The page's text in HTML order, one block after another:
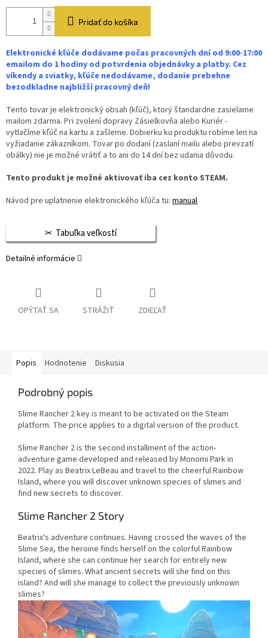
Pridať do košíka
Elektronické kľúče dodávame počas pracovných dní od 9:00-17:00
emailom do 1 hodiny od potvrdenia objednávky a platby. Cez
víkendy a sviatky, kľúče nedodávame, dodanie prebehne
bezodkladne najbližší pracovný deň!
Tento tovar je elektronický obsah (kľúč), ktorý štandardne zasielame
mailom zdarma. Pri zvolení dopravy Zásielkovňa alebo Kuriér -
vytlačíme kľúč na kartu a zašleme. Dobierku ku produktu robíme len na
vyžiadanie zákazníkom. Tovar po dodaní (zaslaní mailu alebo prevzatí
obálky) nie je možné vrátiť a to ani do 14 dní bez udania dôvodu.
Tento produkt je možné aktivovať iba cez konto STEAM.
Návod pre uplatnenie elektronického kľúča tu: manual
Tabuľka veľkostí
Detailné informácie
OPÝTAŤ SA STRÁŽIŤ ZDIEĽAŤ
Popis Hodnotenie Diskusia
Podrobný popis
Slime Rancher 2 key is meant to be activated on the Steam
platform. The price applies to a digital version of the product.
Slime Rancher 2 is the second installment of the action-
adventure game developed and released by Monomi Park in
2022. Play as Beatrix LeBeau and travel to the cheerful Rainbow
Island, where you will discover unknown species of slimes and
find new secrets to discover.
Slime Rancher 2 Story
Beatrix's adventure continues. Having crossed the waves of the
Slime Sea, the heroine finds herself on the colorful Rainbow
Island, where she can continue her search for entirely new
species of slimes. What ancient secrets will she find on this
island? And will she manage to collect the previously unknown
slimes?